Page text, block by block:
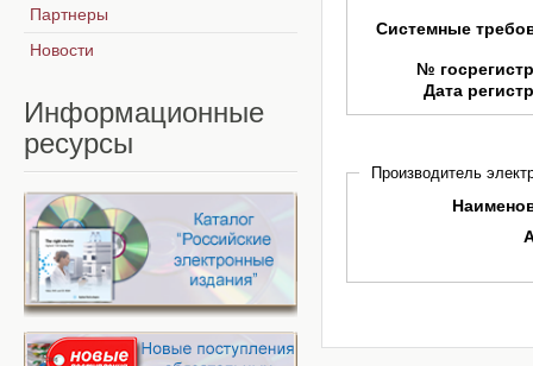
Системные
№
Дата
Производитель
Партнеры
Новости
Информационные
ресурсы